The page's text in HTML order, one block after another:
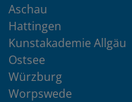
Aschau
Hattingen
Kunstakademie Allgäu
Ostsee
Würzburg
Worpswede